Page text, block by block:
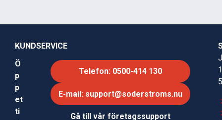
KUNDSERVICE
Ö
p
p
et
ti
Telefon: 0500-414 130
E-mail: support@soderstroms.nu
Gå till vår företagssupport